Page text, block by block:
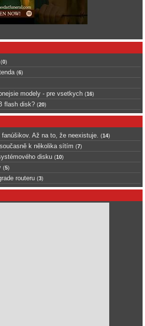
(0)
(6)
modely - pre vsetkych (16)
flash disk? (20)
Až na to, že neexistuje. (14)
k několika sítím (7)
disku (10)
(5)
routeru (3)